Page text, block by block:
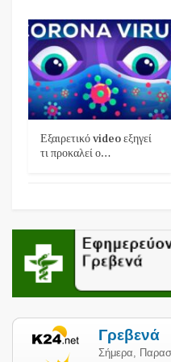
Εξαιρετικό video εξηγεί
τι προκαλεί ο…